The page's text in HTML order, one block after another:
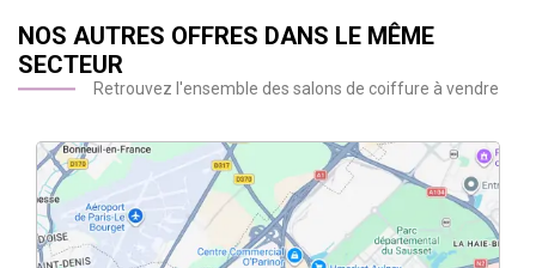
NOS AUTRES OFFRES DANS LE MÊME
SECTEUR
Retrouvez l'ensemble des salons de coiffure à vendre